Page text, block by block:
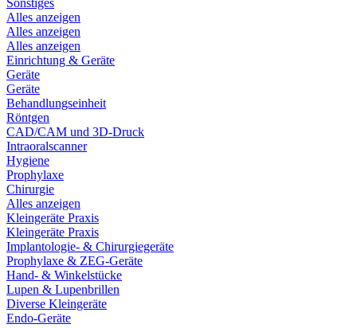
Sonstiges
Alles anzeigen
Alles anzeigen
Alles anzeigen
Einrichtung & Geräte
Geräte
Geräte
Behandlungseinheit
Röntgen
CAD/CAM und 3D-Druck
Intraoralscanner
Hygiene
Prophylaxe
Chirurgie
Alles anzeigen
Kleingeräte Praxis
Kleingeräte Praxis
Implantologie- & Chirurgiegeräte
Prophylaxe & ZEG-Geräte
Hand- & Winkelstücke
Lupen & Lupenbrillen
Diverse Kleingeräte
Endo-Geräte